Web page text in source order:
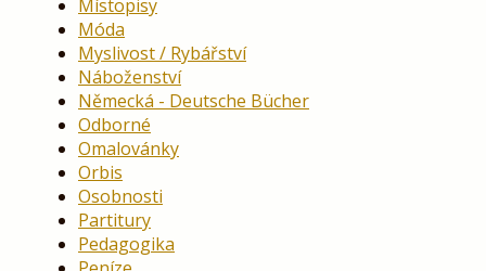
Místopisy
Móda
Myslivost / Rybářství
Náboženství
Německá - Deutsche Bücher
Odborné
Omalovánky
Orbis
Osobnosti
Partitury
Pedagogika